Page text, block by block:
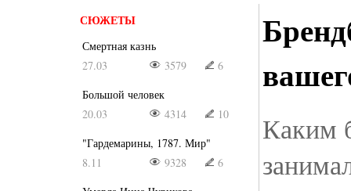
СЮЖЕТЫ
Смертная казнь
27.03
3579
6
Большой человек
20.03
4314
10
"Гардемарины, 1787. Мир"
8.11
9328
6
Каким